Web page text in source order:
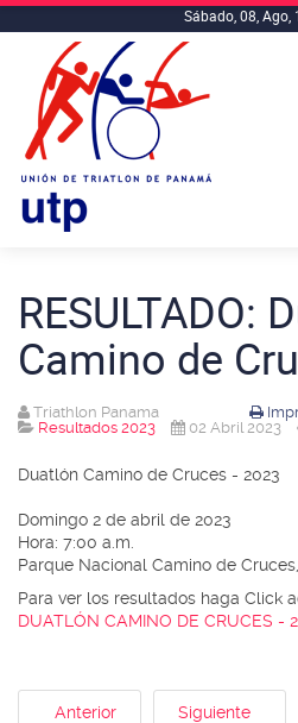
Sábado, 08, Ago,
RESULTADO:
Camino de
Triathlon Panama
Resultados 2023
02 Abril 2023
Duatlón Camino de Cruces - 2023
Domingo 2 de abril de 2023
Hora: 7:00 a.m.
Parque Nacional Camino de
Para ver los resultados haga Click
DUATLÓN CAMINO DE CRUCES -
Anterior Siguiente